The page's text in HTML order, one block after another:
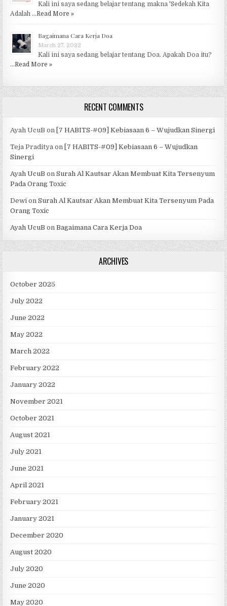
Kali ini saya sedang belajar tentang makna 'Sedekah Kita
Adalah …Read More »
Bagaimana Cara Kerja Doa
March 27, 2022
Kali ini saya sedang belajar tentang Doa. Apakah Doa itu?
…Read More »
RECENT COMMENTS
Ayah UcuB on [7 HABITS-#09] Kebiasaan 6 – Wujudkan Sinergi
Teja Praditya on [7 HABITS-#09] Kebiasaan 6 – Wujudkan
Sinergi
Ayah UcuB onSurah Al Kautsar Akan Membuat Kita Tersenyum
Pada Orang Toxic
Dewi onSurah Al Kautsar Akan Membuat Kita Tersenyum Pada
Orang Toxic
Ayah UcuB onBagaimana Cara Kerja Doa
ARCHIVES
October 2025
July 2022
June 2022
May 2022
March 2022
February 2022
January 2022
November 2021
October 2021
August 2021
July 2021
June 2021
April 2021
February 2021
January 2021
December 2020
August 2020
July 2020
June 2020
May 2020